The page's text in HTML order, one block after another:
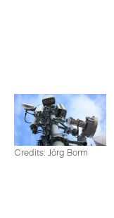
Credits: Jörg Borm